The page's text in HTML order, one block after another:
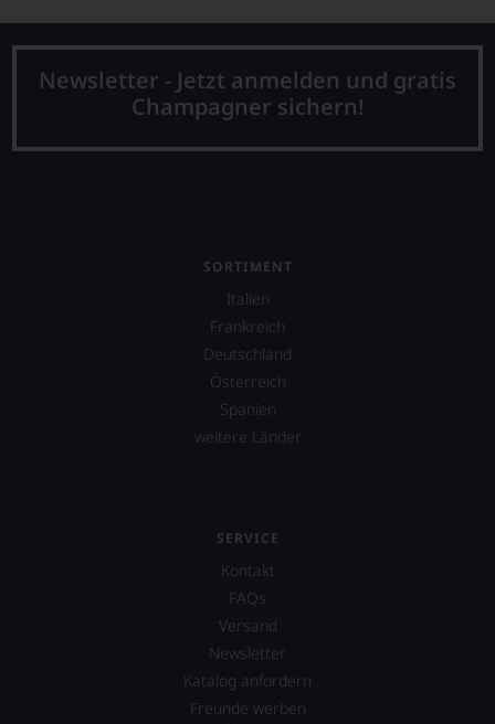
Newsletter - Jetzt anmelden und gratis
Champagner sichern!
SORTIMENT
Italien
Frankreich
Deutschland
Österreich
Spanien
weitere Länder
SERVICE
Kontakt
FAQs
Versand
Newsletter
Katalog anfordern
Freunde werben